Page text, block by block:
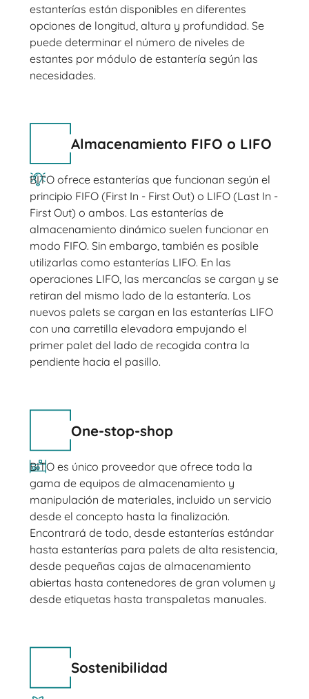
estanterías están disponibles en diferentes
opciones de longitud, altura y profundidad. Se
puede determinar el número de niveles de
estantes por módulo de estantería según las
necesidades.
Almacenamiento FIFO o LIFO
BITO ofrece estanterías que funcionan según el
principio FIFO (First In - First Out) o LIFO (Last In -
First Out) o ambos. Las estanterías de
almacenamiento dinámico suelen funcionar en
modo FIFO. Sin embargo, también es posible
utilizarlas como estanterías LIFO. En las
operaciones LIFO, las mercancías se cargan y se
retiran del mismo lado de la estantería. Los
nuevos palets se cargan en las estanterías LIFO
con una carretilla elevadora empujando el
primer palet del lado de recogida contra la
pendiente hacia el pasillo.
One-stop-shop
BITO es único proveedor que ofrece toda la
gama de equipos de almacenamiento y
manipulación de materiales, incluido un servicio
desde el concepto hasta la finalización.
Encontrará de todo, desde estanterías estándar
hasta estanterías para palets de alta resistencia,
desde pequeñas cajas de almacenamiento
abiertas hasta contenedores de gran volumen y
desde etiquetas hasta transpaletas manuales.
Sostenibilidad